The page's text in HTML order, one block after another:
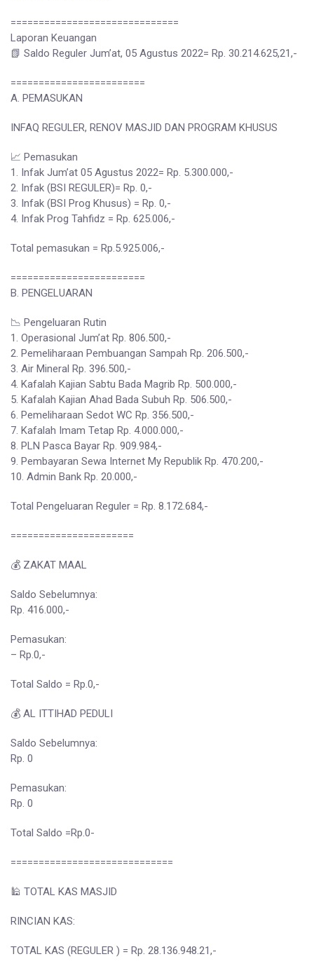
==============================
Laporan Keuangan
📗 Saldo Reguler Jum’at, 05 Agustus 2022= Rp. 30.214.625,21,-
========================
A. PEMASUKAN
INFAQ REGULER, RENOV MASJID DAN PROGRAM KHUSUS
📈 Pemasukan
1. Infak Jum’at 05 Agustus 2022= Rp. 5.300.000,-
2. Infak (BSI REGULER)= Rp. 0,-
3. Infak (BSI Prog Khusus) = Rp. 0,-
4. Infak Prog Tahfidz = Rp. 625.006,-
Total pemasukan = Rp.5.925.006,-
========================
B. PENGELUARAN
📉 Pengeluaran Rutin
1. Operasional Jum’at Rp. 806.500,-
2. Pemeliharaan Pembuangan Sampah Rp. 206.500,-
3. Air Mineral Rp. 396.500,-
4. Kafalah Kajian Sabtu Bada Magrib Rp. 500.000,-
5. Kafalah Kajian Ahad Bada Subuh Rp. 506.500,-
6. Pemeliharaan Sedot WC Rp. 356.500,-
7. Kafalah Imam Tetap Rp. 4.000.000,-
8. PLN Pasca Bayar Rp. 909.984,-
9. Pembayaran Sewa Internet My Republik Rp. 470.200,-
10. Admin Bank Rp. 20.000,-
Total Pengeluaran Reguler = Rp. 8.172.684,-
======================
💰 ZAKAT MAAL
Saldo Sebelumnya:
Rp. 416.000,-
Pemasukan:
– Rp.0,-
Total Saldo = Rp.0,-
💰 AL ITTIHAD PEDULI
Saldo Sebelumnya:
Rp. 0
Pemasukan:
Rp. 0
Total Saldo =Rp.0-
=============================
🕌 TOTAL KAS MASJID
RINCIAN KAS:
TOTAL KAS (REGULER ) = Rp. 28.136.948.21,-